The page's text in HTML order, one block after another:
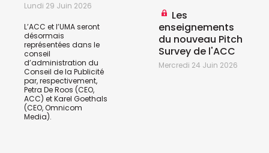
Lundi 29 Juin 2026
L’ACC et l’UMA seront
désormais
représentées dans le
conseil
d’administration du
Conseil de la Publicité
par, respectivement,
Petra De Roos (CEO,
ACC) et Karel Goethals
(CEO, Omnicom
Media).
Les
enseignements
du nouveau Pitch
Survey de l'ACC
Mercredi 24 Juin 2026